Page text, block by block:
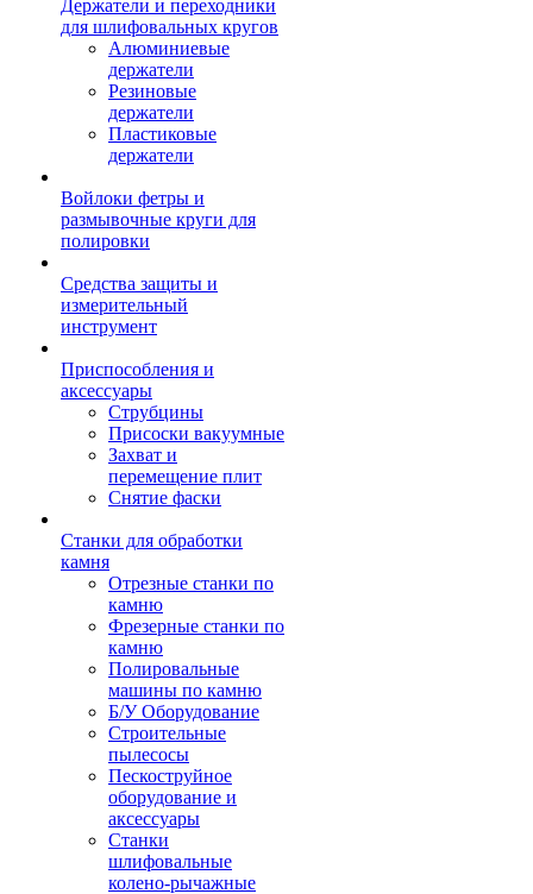
Держатели и переходники
для шлифовальных кругов
Алюминиевые
держатели
Резиновые
держатели
Пластиковые
держатели
Войлоки фетры и
размывочные круги для
полировки
Средства защиты и
измерительный
инструмент
Приспособления и
аксессуары
Струбцины
Присоски вакуумные
Захват и
перемещение плит
Снятие фаски
Станки для обработки
камня
Отрезные станки по
камню
Фрезерные станки по
камню
Полировальные
машины по камню
Б/У Оборудование
Строительные
пылесосы
Пескоструйное
оборудование и
аксессуары
Станки
шлифовальные
колено-рычажные